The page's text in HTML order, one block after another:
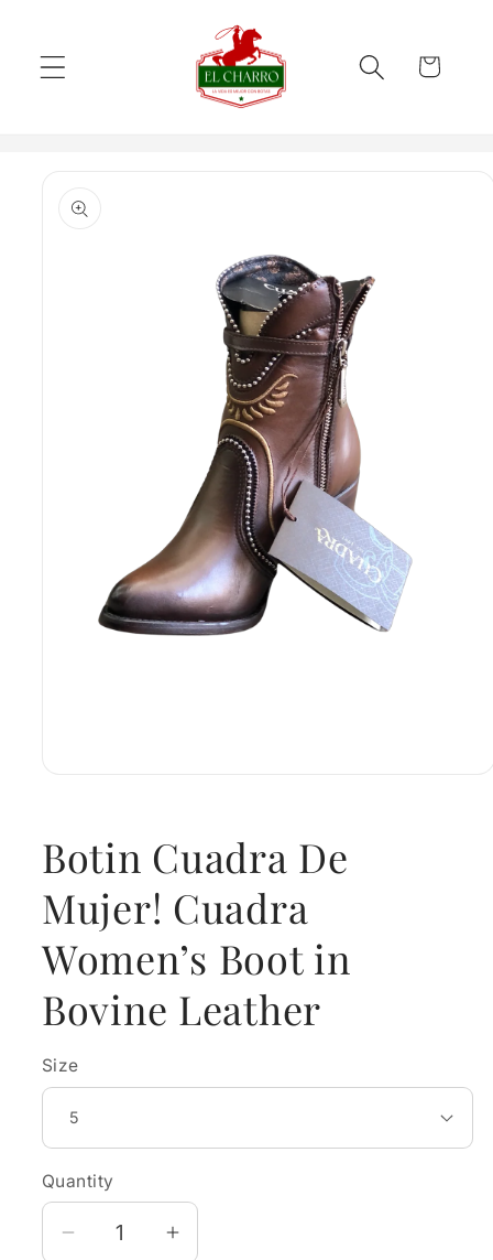
Cart
information
modal
Botin Cuadra De
Mujer! Cuadra
Women’s Boot in
Bovine Leather
Size
Quantity
Decrease
Increase